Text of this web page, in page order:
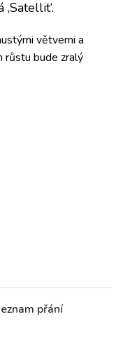
větvemi a
růstu bude zralý
přání